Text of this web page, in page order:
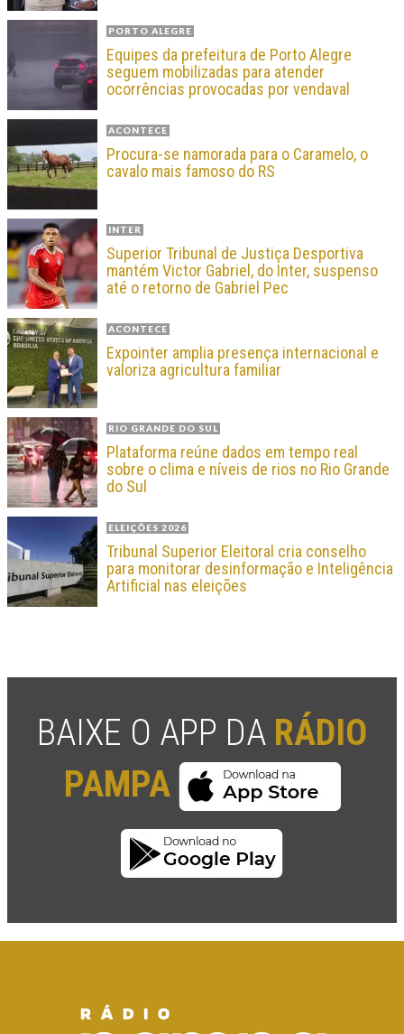
PORTO ALEGRE
Equipes da prefeitura de Porto Alegre
seguem mobilizadas para atender
ocorrências provocadas por vendaval
ACONTECE
Procura-se namorada para o Caramelo, o
cavalo mais famoso do RS
INTER
Superior Tribunal de Justiça Desportiva
mantém Victor Gabriel, do Inter, suspenso
até o retorno de Gabriel Pec
ACONTECE
Expointer amplia presença internacional e
valoriza agricultura familiar
RIO GRANDE DO SUL
Plataforma reúne dados em tempo real
sobre o clima e níveis de rios no Rio Grande
do Sul
ELEIÇÕES 2026
Tribunal Superior Eleitoral cria conselho
para monitorar desinformação e Inteligência
Artificial nas eleições
BAIXE O APP DA RÁDIO
PAMPA